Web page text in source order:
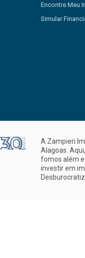
Encontre Meu
Simular
A Zampieri
Alagoas.
fomos além
investir em